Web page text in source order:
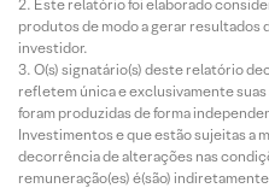
Este relatório foi elaborado
produtos de modo a gerar resultados
investidor.
O(s) signatário(s) deste relatório
refletem única e exclusivamente
foram produzidas de forma
Investimentos e que estão sujeitas a
decorrência de alterações nas
remuneração(es) é(são)